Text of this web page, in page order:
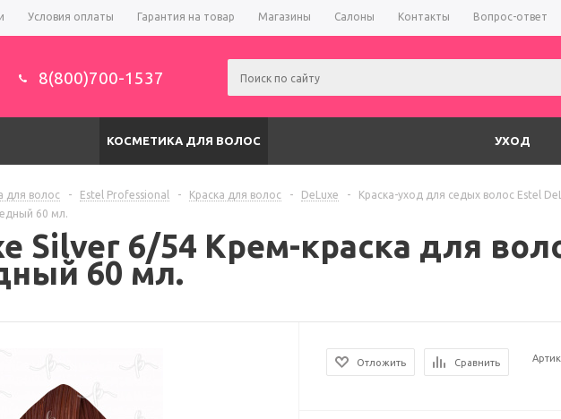
Условия оплаты Гарантия на товар Магазины Салоны Контакты Вопрос-ответ
8(800)700-1537
КОСМЕТИКА ДЛЯ ВОЛОС УХОД
для волос - Estel Professional - Краска для волос - DeLuxe - Краска-уход для седых волос Estel
60 мл.
Silver 6/54 Крем-краска для
60 мл.
Отложить Сравнить